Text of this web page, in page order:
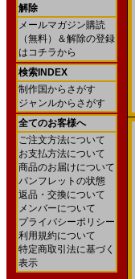
解除
メールマガジン購読
（無料）＆解除の登録
はコチラから
検索INDEX
制作国からさがす
ジャンルからさがす
全てのお客様へ
ご注文方法について
お支払方法について
商品のお届けについて
パンフレットの状態
返品・交換について
メンバーについて
プライバシーポリシー
利用規約について
特定商取引法に基づく
表示